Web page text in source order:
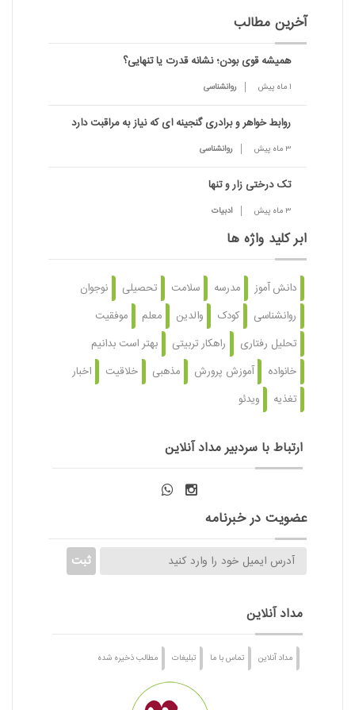
آخرین مطالب
همیشه قوی بودن؛ نشانه قدرت یا تنهایی؟
1 ماه پیش روانشناسی
روابط خواهر و برادری گنجینه ای که نیاز به مراقبت دارد
3 ماه پیش روانشناسی
تک درختی زار و تنها
3 ماه پیش ادبیات
ابر کلید واژه ها
دانش آموز مدرسه سلامت تحصیلی
نوجوان
روانشناسی
کودک والدین معلم
موفقیت
تحلیل رفتاری
راهکار تربیتی
بهتر است بدانیم
خانواده
آموزش پرورش مذهبی خلاقیت
اخبار
تغذیه
ویدئو
ارتباط با سردبیر مداد آنلاین
عضویت در خبرنامه
مداد آنلاین
مداد آنلاین تماس با ما تبلیغات مطالب ذخیره شده